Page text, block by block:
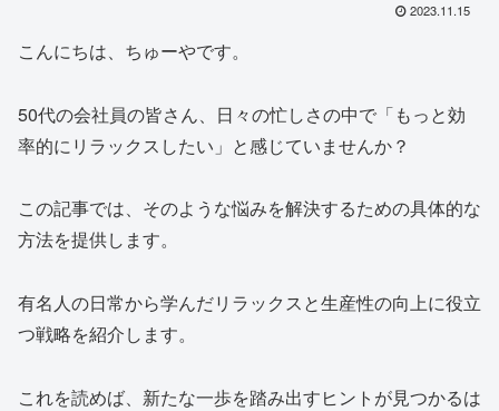
2023.11.15
こんにちは、ちゅーやです。
50代の会社員の皆さん、日々の忙しさの中で「もっと効
率的にリラックスしたい」と感じていませんか？
この記事では、そのような悩みを解決するための具体的な
方法を提供します。
有名人の日常から学んだリラックスと生産性の向上に役立
つ戦略を紹介します。
これを読めば、新たな一歩を踏み出すヒントが見つかるは